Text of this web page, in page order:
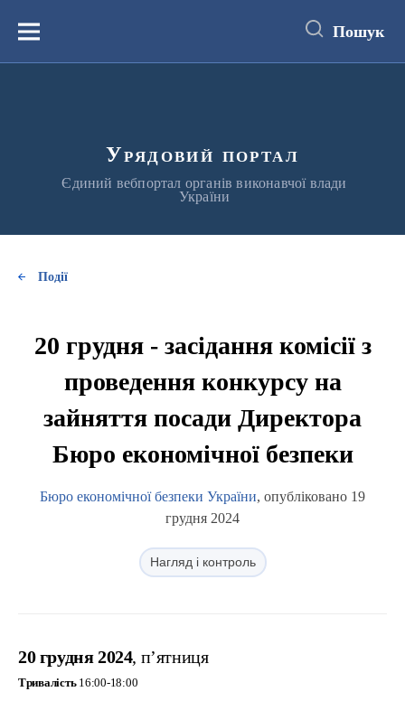
вмістуМеню Пошук
Урядовий портал
Єдиний вебпортал органів виконавчої влади
України
Події
20 грудня - засідання комісії з
проведення конкурсу на
зайняття посади Директора
Бюро економічної безпеки
Бюро економічної безпеки України, опубліковано 19
грудня 2024
Нагляд і контроль
20 грудня 2024, п’ятниця
Тривалість16:00-18:00